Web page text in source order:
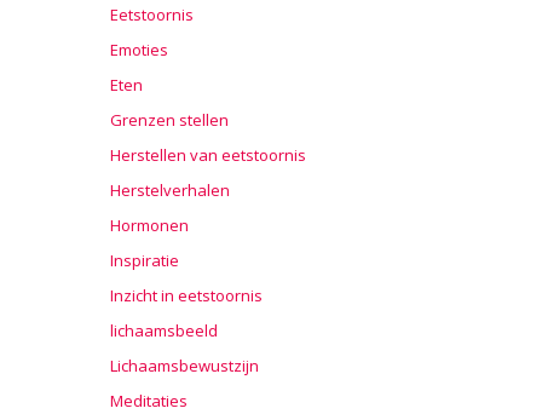
Eetstoornis
Emoties
Eten
Grenzen stellen
Herstellen van eetstoornis
Herstelverhalen
Hormonen
Inspiratie
Inzicht in eetstoornis
lichaamsbeeld
Lichaamsbewustzijn
Meditaties